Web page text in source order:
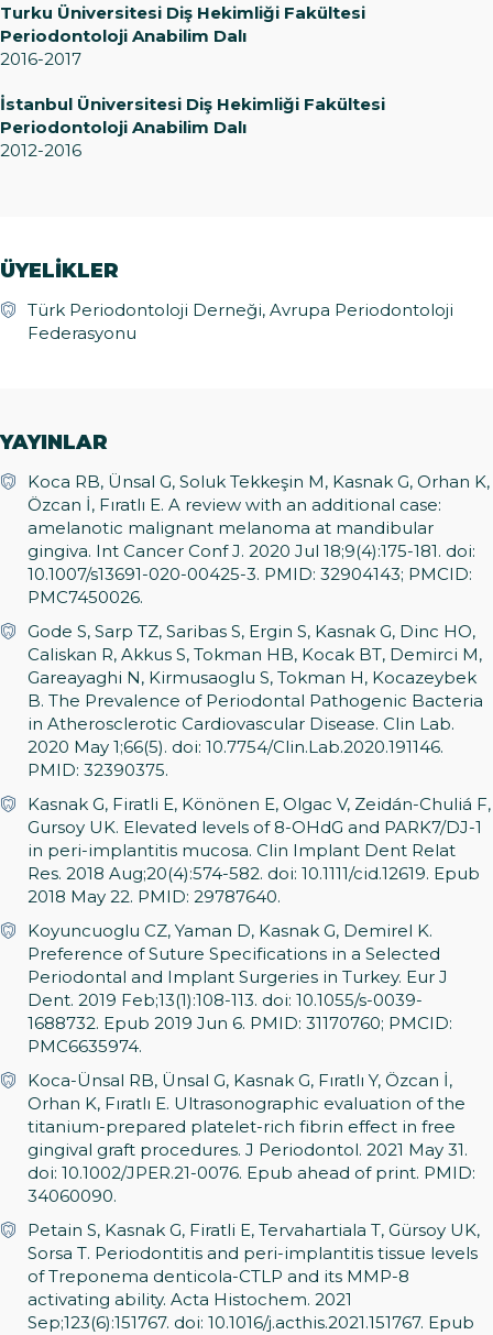
Turku Üniversitesi Diş Hekimliği Fakültesi
Periodontoloji Anabilim Dalı
2016-2017
İstanbul Üniversitesi Diş Hekimliği Fakültesi
Periodontoloji Anabilim Dalı
2012-2016
ÜYELİKLER
Türk Periodontoloji Derneği, Avrupa Periodontoloji
Federasyonu
YAYINLAR
Koca RB, Ünsal G, Soluk Tekkeşin M, Kasnak G, Orhan K,
Özcan İ, Fıratlı E. A review with an additional case:
amelanotic malignant melanoma at mandibular
gingiva. Int Cancer Conf J. 2020 Jul 18;9(4):175-181. doi:
10.1007/s13691-020-00425-3. PMID: 32904143; PMCID:
PMC7450026.
Gode S, Sarp TZ, Saribas S, Ergin S, Kasnak G, Dinc HO,
Caliskan R, Akkus S, Tokman HB, Kocak BT, Demirci M,
Gareayaghi N, Kirmusaoglu S, Tokman H, Kocazeybek
B. The Prevalence of Periodontal Pathogenic Bacteria
in Atherosclerotic Cardiovascular Disease. Clin Lab.
2020 May 1;66(5). doi: 10.7754/Clin.Lab.2020.191146.
PMID: 32390375.
Kasnak G, Firatli E, Könönen E, Olgac V, Zeidán-Chuliá F,
Gursoy UK. Elevated levels of 8-OHdG and PARK7/DJ-1
in peri-implantitis mucosa. Clin Implant Dent Relat
Res. 2018 Aug;20(4):574-582. doi: 10.1111/cid.12619. Epub
2018 May 22. PMID: 29787640.
Koyuncuoglu CZ, Yaman D, Kasnak G, Demirel K.
Preference of Suture Specifications in a Selected
Periodontal and Implant Surgeries in Turkey. Eur J
Dent. 2019 Feb;13(1):108-113. doi: 10.1055/s-0039-
1688732. Epub 2019 Jun 6. PMID: 31170760; PMCID:
PMC6635974.
Koca-Ünsal RB, Ünsal G, Kasnak G, Fıratlı Y, Özcan İ,
Orhan K, Fıratlı E. Ultrasonographic evaluation of the
titanium-prepared platelet-rich fibrin effect in free
gingival graft procedures. J Periodontol. 2021 May 31.
doi: 10.1002/JPER.21-0076. Epub ahead of print. PMID:
34060090.
Petain S, Kasnak G, Firatli E, Tervahartiala T, Gürsoy UK,
Sorsa T. Periodontitis and peri-implantitis tissue levels
of Treponema denticola-CTLP and its MMP-8
activating ability. Acta Histochem. 2021
Sep;123(6):151767. doi: 10.1016/j.acthis.2021.151767. Epub